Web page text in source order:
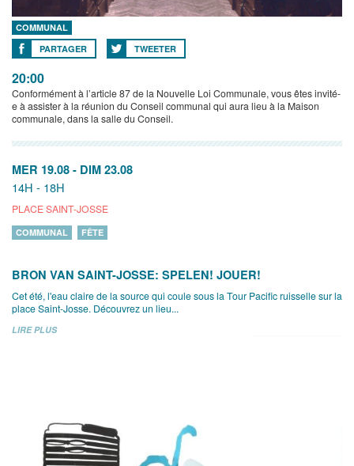
COMMUNAL
PARTAGER
TWEETER
20:00
Conformément à l’article 87 de la Nouvelle Loi Communale, vous êtes invité-
e à assister à la réunion du Conseil communal qui aura lieu à la Maison
communale, dans la salle du Conseil.
MER 19.08 - DIM 23.08
14H - 18H
PLACE SAINT-JOSSE
COMMUNAL FÊTE
BRON VAN SAINT-JOSSE: SPELEN! JOUER!
Cet été, l'eau claire de la source qui coule sous la Tour Pacific ruisselle sur la
place Saint-Josse. Découvrez un lieu...
LIRE PLUS